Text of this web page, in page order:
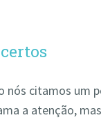
nós citamos um
a atenção,